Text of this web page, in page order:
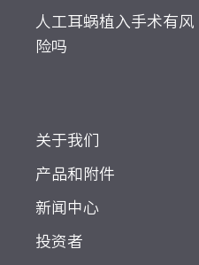
人工耳蜗植入手术有风
险吗
关于我们
产品和附件
新闻中心
投资者